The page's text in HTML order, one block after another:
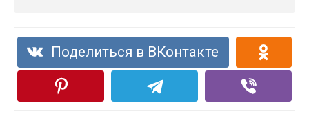
Поделиться в ВКонтакте